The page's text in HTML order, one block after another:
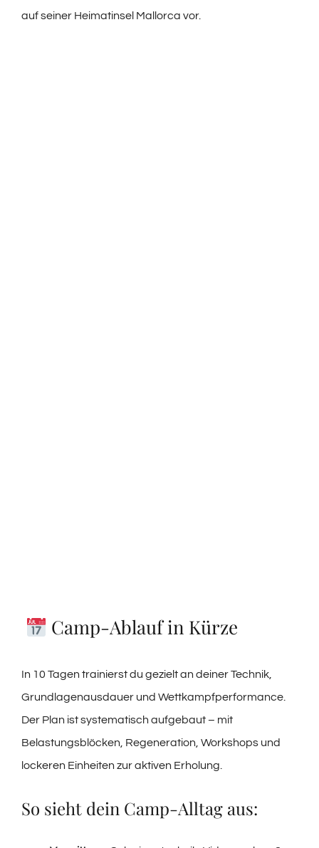
auf seiner Heimatinsel Mallorca vor.
Camp-Ablauf in Kürze
In 10 Tagen trainierst du gezielt an deiner Technik,
Grundlagenausdauer und Wettkampfperformance.
Der Plan ist systematisch aufgebaut – mit
Belastungsblöcken, Regeneration, Workshops und
lockeren Einheiten zur aktiven Erholung.
So sieht dein Camp-Alltag aus: